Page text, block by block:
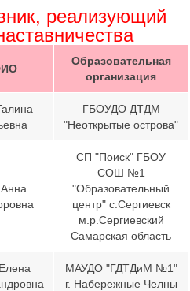
реализующий
Образовательная
организация
ГБОУДО ДТДМ
"Неоткрытые острова"
СП "Поиск" ГБОУ
СОШ №1
"Образовательный
центр" с.Сергиевск
м.р.Сергиевский
Самарская область
МАУДО "ГДТДиМ №1"
г. Набережные Челны